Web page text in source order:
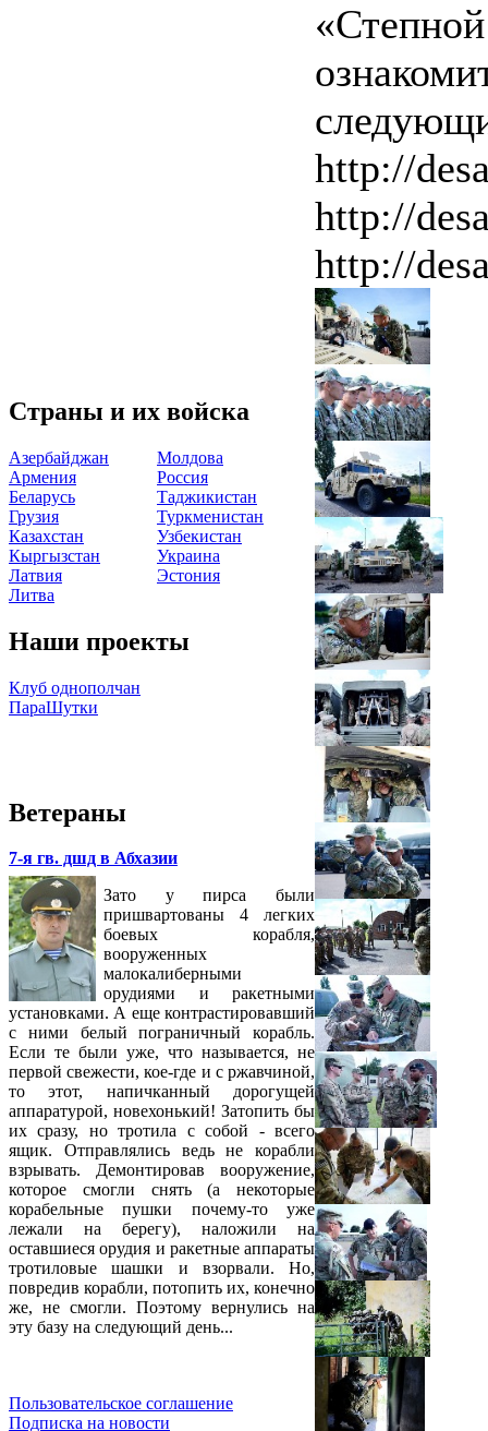
Страны и их войска
Азербайджан
Армения
Беларусь
Грузия
Казахстан
Кыргызстан
Латвия
Литва
Молдова
Россия
Таджикистан
Туркменистан
Узбекистан
Украина
Эстония
Наши проекты
Клуб однополчан
ПараШутки
Ветераны
7-я гв. дшд в Абхазии
Зато у пирса были
пришвартованы 4 легких
боевых корабля,
вооруженных
малокалиберными
орудиями и ракетными
установками. А еще контрастировавший
с ними белый пограничный корабль.
Если те были уже, что называется, не
первой свежести, кое-где и с ржавчиной,
то этот, напичканный дорогущей
аппаратурой, новехонький! Затопить бы
их сразу, но тротила с собой - всего
ящик. Отправлялись ведь не корабли
взрывать. Демонтировав вооружение,
которое смогли снять (а некоторые
корабельные пушки почему-то уже
лежали на берегу), наложили на
оставшиеся орудия и ракетные аппараты
тротиловые шашки и взорвали. Но,
повредив корабли, потопить их, конечно
же, не смогли. Поэтому вернулись на
эту базу на следующий день...
Пользовательское соглашение
Подписка на новости
http://
http://
http://